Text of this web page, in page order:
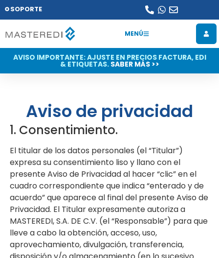
SOPORTE
MENÚ
AVISO IMPORTANTE: AJUSTE EN PRECIOS FACTURA, EDI
& ETIQUETAS. SABER MÁS >>
Aviso de privacidad
1. Consentimiento.
El titular de los datos personales (el “Titular”)
expresa su consentimiento liso y llano con el
presente Aviso de Privacidad al hacer “clic” en el
cuadro correspondiente que indica “enterado y de
acuerdo” que aparece al final del presente Aviso de
Privacidad. El Titular expresamente autoriza a
MASTEREDI, S.A. DE C.V. (el “Responsable”) para que
lleve a cabo la obtención, acceso, uso,
aprovechamiento, divulgación, transferencia,